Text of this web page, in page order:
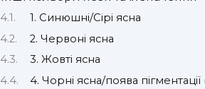
1. Синюшні/Сірі ясна
2. Червоні ясна
3. Жовті ясна
4. Чорні ясна/поява пігментації